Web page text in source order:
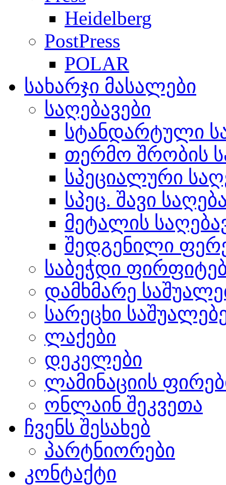
Heidelberg
PostPress
POLAR
სახარჯი მასალები
საღებავები
სტანდარტული
თერმო შრობის
სპეციალური
სპეც. შავი
მეტალის
შედგენილი
საბეჭდი
დამხმარე
სარეცხი
ლაქები
დეკელები
ლამინაციის
ონლაინ შეკვეთა
ჩვენს შესახებ
პარტნიორები
კონტაქტი